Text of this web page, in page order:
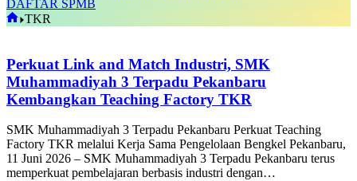
DAFTAR SPMB
Home
TKR
Perkuat Link and Match Industri, SMK
Muhammadiyah 3 Terpadu Pekanbaru
Kembangkan Teaching Factory TKR
SMK Muhammadiyah 3 Terpadu Pekanbaru Perkuat Teaching
Factory TKR melalui Kerja Sama Pengelolaan Bengkel Pekanbaru,
11 Juni 2026 – SMK Muhammadiyah 3 Terpadu Pekanbaru terus
memperkuat pembelajaran berbasis industri dengan…